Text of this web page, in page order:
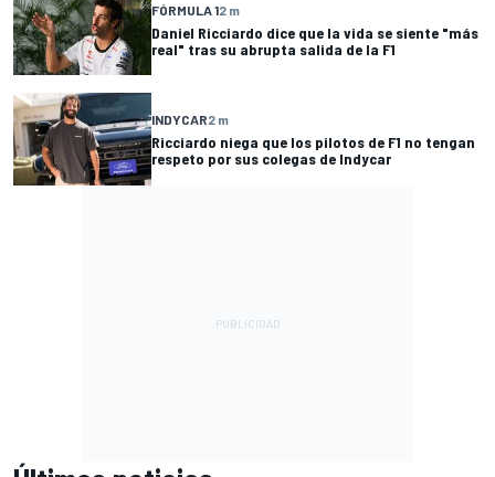
FÓRMULA 12 m
Daniel Ricciardo dice que la vida se siente "más
real" tras su abrupta salida de la F1
INDYCAR2 m
Ricciardo niega que los pilotos de F1 no tengan
respeto por sus colegas de Indycar